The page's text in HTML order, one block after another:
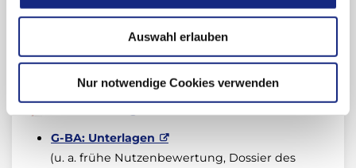
Auswahl erlauben
Nur notwendige Cookies verwenden
Informationen zu Dapagliflozin
(Forxiga ):
G-BA: Unterlagen
(u. a. frühe Nutzenbewertung, Dossier des